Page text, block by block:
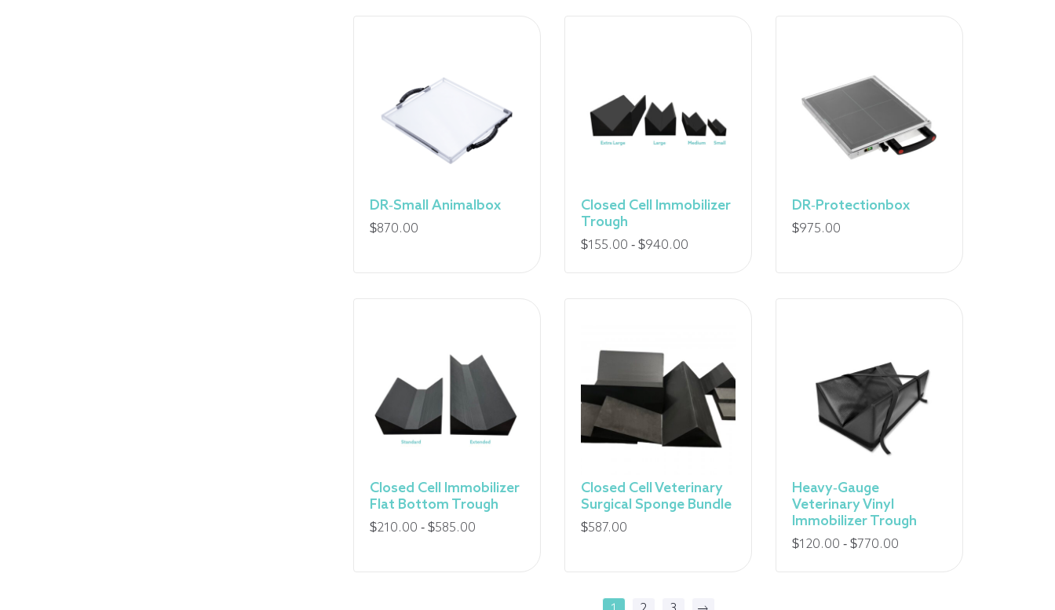
à
$
795,00
DR-Small Animalbox
$870.00
Closed Cell Immobilizer
Trough
$155.00 - $940.00Fourchette
$
à
940,00
DR-Protectionbox
$975.00
Closed Cell Immobilizer
Flat Bottom Trough
$210.00 - $585.00
Closed Cell Veterinary
Surgical Sponge Bundle
$587.00
Heavy-Gauge
Veterinary Vinyl
Immobilizer Trough
$120.00 - $770.00Fourchette